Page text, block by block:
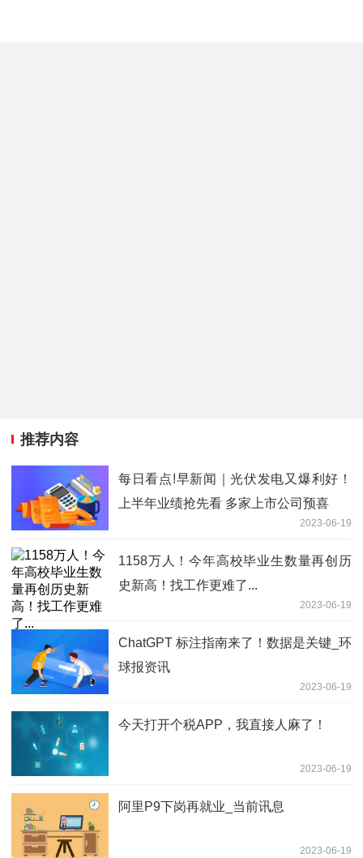
推荐内容
每日看点!早新闻｜光伏发电又爆利好！
上半年业绩抢先看 多家上市公司预喜
2023-06-19
1158万人！今年高校毕业生数量再创历
史新高！找工作更难了...
2023-06-19
ChatGPT 标注指南来了！数据是关键_环
球报资讯
2023-06-19
今天打开个税APP，我直接人麻了！
2023-06-19
阿里P9下岗再就业_当前讯息
2023-06-19